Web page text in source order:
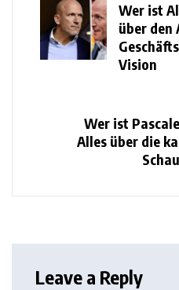
Wer ist
über den
Vision
Wer ist
Alles über die
Leave a Reply